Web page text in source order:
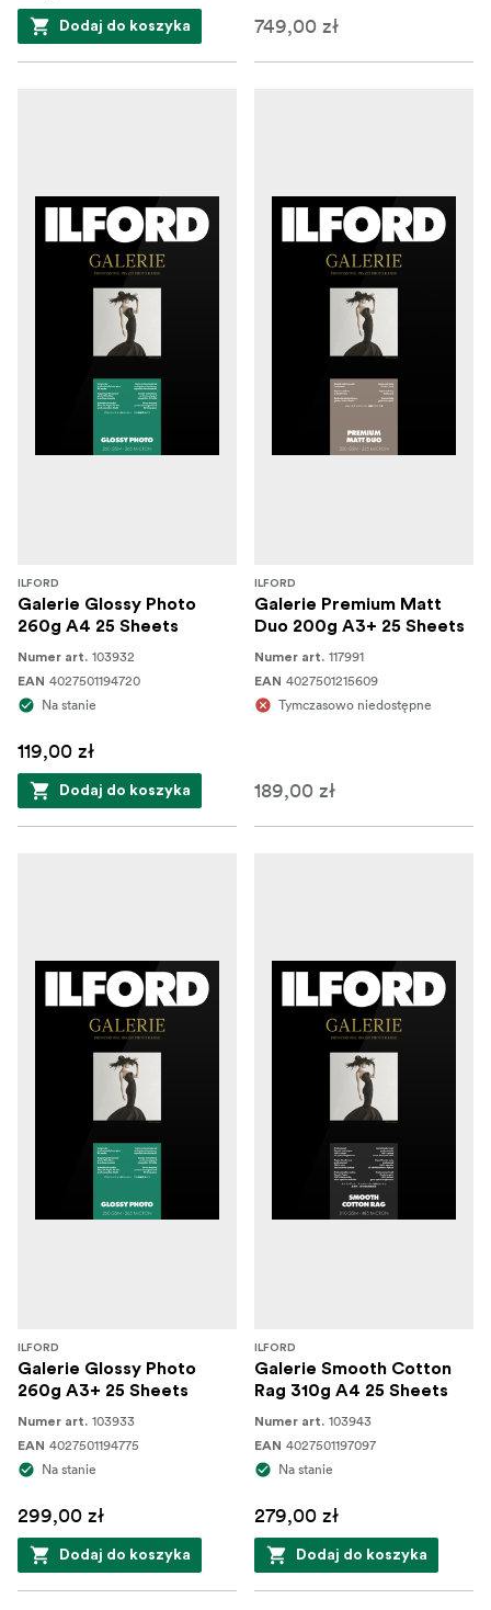
Dodaj do koszyka 749,00 zł
ILFORD
Galerie Glossy Photo
260g A4 25 Sheets
Numer art. 103932
EAN 4027501194720
Na stanie
119,00 zł
Dodaj do koszyka
ILFORD
Galerie Premium Matt
Duo 200g A3+ 25 Sheets
Numer art. 117991
EAN 4027501215609
Tymczasowo niedostępne
189,00 zł
ILFORD
Galerie Glossy Photo
260g A3+ 25 Sheets
Numer art. 103933
EAN 4027501194775
Na stanie
299,00 zł
Dodaj do koszyka
ILFORD
Galerie Smooth Cotton
Rag 310g A4 25 Sheets
Numer art. 103943
EAN 4027501197097
Na stanie
279,00 zł
Dodaj do koszyka